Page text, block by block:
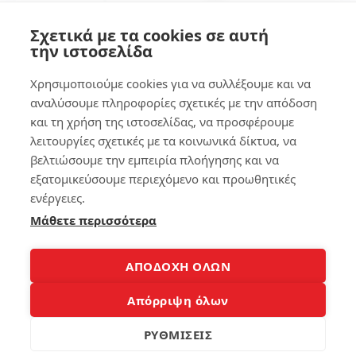
λο
ο
147
4
Copyright 2008-2026 © Laptopblog.gr Όλα τα δικαιώματα
κατοχυρωμένα. Όλα τα εμπορικά σήματα και λογότυπα και
σήματα αυτά αποτελούν ιδιοκτησία των νόμιμων κατόχων
τους.Για οποιαδήποτε αντιγραφή, διανομή, αποθήκευση,
επικοινωνία, δημοσίευση και αναπαραγωγή ή μεταβίβαση των
Σχετικά με τα cookies σε αυτή
την ιστοσελίδα
Χρησιμοποιούμε cookies για να συλλέξουμε και να
αναλύσουμε πληροφορίες σχετικές με την απόδοση
και τη χρήση της ιστοσελίδας, να προσφέρουμε
λειτουργίες σχετικές με τα κοινωνικά δίκτυα, να
βελτιώσουμε την εμπειρία πλοήγησης και να
εξατομικεύσουμε περιεχόμενο και προωθητικές
ενέργειες.
Μάθετε περισσότερα
ΑΠΟΔΟΧΗ ΟΛΩΝ
Απόρριψη όλων
ΡΥΘΜΙΣΕΙΣ